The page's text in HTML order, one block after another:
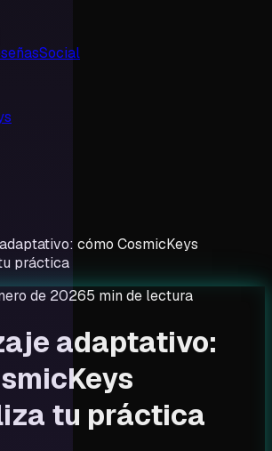
Social
cómo CosmicKeys
práctica
de 20265 min de lectura
adaptativo:
tu práctica